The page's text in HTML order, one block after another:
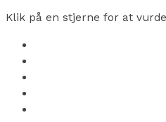
Klik på en stjerne for at